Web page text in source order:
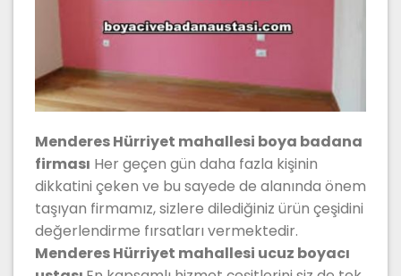
Menderes Hürriyet mahallesi boya badana
firması Her geçen gün daha fazla kişinin
dikkatini çeken ve bu sayede de alanında önem
taşıyan firmamız, sizlere dilediğiniz ürün çeşidini
değerlendirme fırsatları vermektedir.
Menderes Hürriyet mahallesi ucuz boyacı